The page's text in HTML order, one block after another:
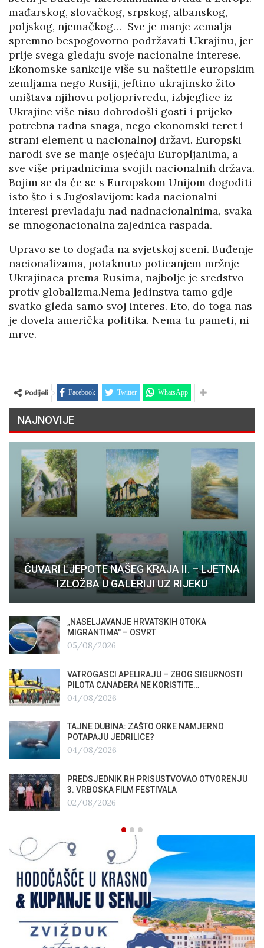
mađarskog, slovačkog, srpskog, albanskog,
poljskog, njemačkog… Sve je manje zemalja
spremno bespogovorno podržavati Ukrajinu, jer
prije svega gledaju svoje nacionalne interese.
Ekonomske sankcije više su naštetile europskim
zemljama nego Rusiji, jeftino ukrajinsko žito
uništava njihovu poljoprivredu, izbjeglice iz
Ukrajine više nisu dobrodošli gosti i prijeko
potrebna radna snaga, nego ekonomski teret i
strani element u nacionalnoj državi. Europski
narodi sve se manje osjećaju Europljanima, a
sve više pripadnicima svojih nacionalnih država.
Bojim se da će se s Europskom Unijom dogoditi
isto što i s Jugoslavijom: kada nacionalni
interesi prevladaju nad nadnacionalnima, svaka
se mnogonacionalna zajednica raspada.
Upravo se to događa na svjetskoj sceni. Buđenje
nacionalizama, potaknuto poticanjem mržnje
Ukrajinaca prema Rusima, najbolje je sredstvo
protiv globalizma.Nema jedinstva tamo gdje
svatko gleda samo svoj interes. Eto, do toga nas
je dovela američka politika. Nema tu pameti, ni
mrve.
Podijeli Facebook Twitter WhatsApp
NAJNOVIJE
ČUVARI LJEPOTE NAŠEG KRAJA II. – LJETNA
IZLOŽBA U GALERIJI UZ RIJEKU
„NASELJAVANJE HRVATSKIH OTOKA
MIGRANTIMA″ – OSVRT
05/08/2026
VATROGASCI APELIRAJU – ZBOG SIGURNOSTI
PILOTA CANADERA NE KORISTITE…
04/08/2026
TAJNE DUBINA: ZAŠTO ORKE NAMJERNO
POTAPAJU JEDRILICE?
04/08/2026
PREDSJEDNIK RH PRISUSTVOVAO OTVORENJU
3. VRBOSKA FILM FESTIVALA
02/08/2026